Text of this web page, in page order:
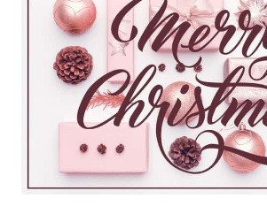
miffy 充電式カイロ
Foo Tokyo／フートウキョウ
インテリア ライク シルクキャップ
ビュリー ボーム・デ・ミューズ